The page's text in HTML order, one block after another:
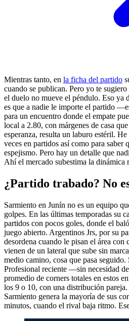
Mientras tanto, en la ficha del partido
cuando se publican. Pero yo te
el duelo no mueve el péndulo. Eso ya
es que a nadie le importe el partido
para un encuentro donde el empate
local a 2.80, con márgenes de casa
esperanza, resulta un laburo estéril.
veces en partidos así como para saber
espejismo. Pero hay un detalle que
Ahí el mercado subestima la dinámica
¿Partido trabado? No
Sarmiento en Junín no es un equipo
golpes. En las últimas temporadas su
partidos con pocos goles, donde el
juego abierto. Argentinos Jrs, por su
desordena cuando le pisan el área con
vienen de un lateral que sube sin
medio camino, cosa que pasa
Profesional reciente —sin necesidad
promedio de corners totales en estos
los 9 o 10, con una distribución pareja.
Sarmiento genera la mayoría de sus
minutos, cuando el rival baja ritmo.